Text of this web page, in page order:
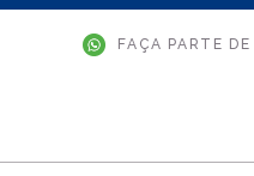
FAÇA PARTE